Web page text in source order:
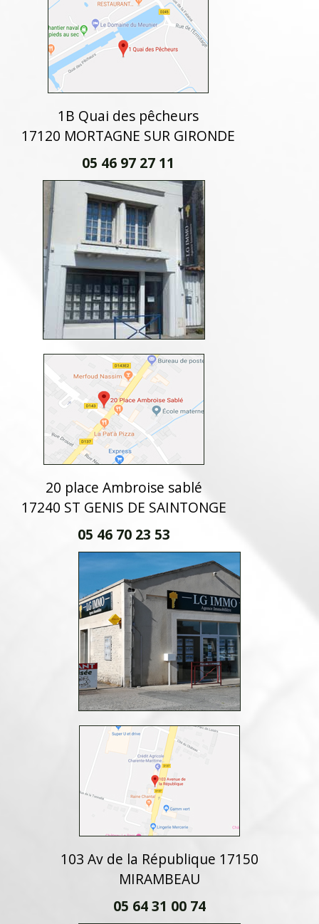
1B Quai des pêcheurs
17120 MORTAGNE SUR GIRONDE
05 46 97 27 11
20 place Ambroise sablé
17240 ST GENIS DE SAINTONGE
05 46 70 23 53
103 Av de la République 17150
MIRAMBEAU
05 64 31 00 74